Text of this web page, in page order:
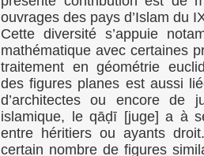
ouvrages des pays d’Islam du
Cette diversité s’appuie
mathématique avec certaines
traitement en géométrie
des figures planes est aussi
d’architectes ou encore de
islamique, le qāḍī [juge] a à
entre héritiers ou ayants
certain nombre de figures